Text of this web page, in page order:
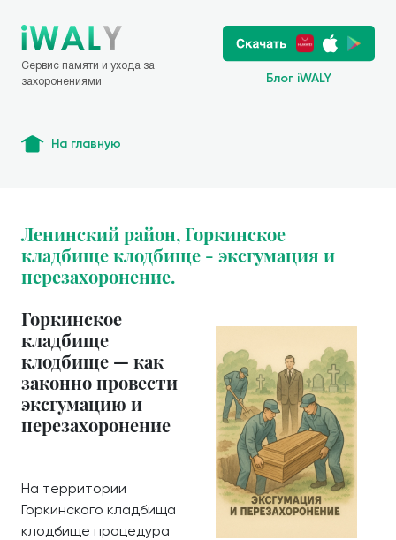
Сервис памяти и ухода за
захоронениями
Блог iWALY
На главную
Ленинский район, Горкинское
кладбище клодбище - эксгумация и
перезахоронение.
Горкинское
кладбище
клодбище — как
законно провести
эксгумацию и
перезахоронение
На территории
Горкинского кладбища
клодбище процедура